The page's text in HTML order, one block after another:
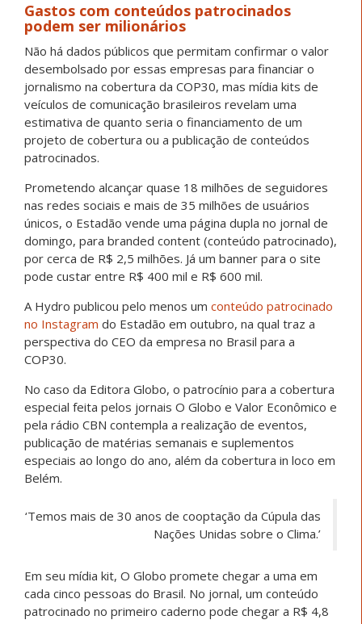
Gastos com conteúdos patrocinados
podem ser milionários
Não há dados públicos que permitam confirmar o valor
desembolsado por essas empresas para financiar o
jornalismo na cobertura da COP30, mas mídia kits de
veículos de comunicação brasileiros revelam uma
estimativa de quanto seria o financiamento de um
projeto de cobertura ou a publicação de conteúdos
patrocinados.
Prometendo alcançar quase 18 milhões de seguidores
nas redes sociais e mais de 35 milhões de usuários
únicos, o Estadão vende uma página dupla no jornal de
domingo, para branded content (conteúdo patrocinado),
por cerca de R$ 2,5 milhões. Já um banner para o site
pode custar entre R$ 400 mil e R$ 600 mil.
A Hydro publicou pelo menos um conteúdo patrocinado
no Instagram do Estadão em outubro, na qual traz a
perspectiva do CEO da empresa no Brasil para a
COP30.
No caso da Editora Globo, o patrocínio para a cobertura
especial feita pelos jornais O Globo e Valor Econômico e
pela rádio CBN contempla a realização de eventos,
publicação de matérias semanais e suplementos
especiais ao longo do ano, além da cobertura in loco em
Belém.
‘Temos mais de 30 anos de cooptação da Cúpula das
Nações Unidas sobre o Clima.’
Em seu mídia kit, O Globo promete chegar a uma em
cada cinco pessoas do Brasil. No jornal, um conteúdo
patrocinado no primeiro caderno pode chegar a R$ 4,8